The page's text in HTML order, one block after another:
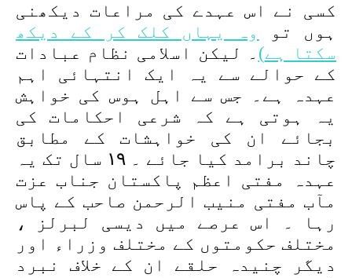
کسی نے اس عہدے کی مراعات دیکھنی
ہوں تو
وہ یہاں کلک کر کے دیکھ
سکتا ہے) ۔ لیکن اسلامی نظام عبادات
کے حوالے سے یہ ایک انتہائی اہم
عہدہ ہے۔ جس سے اہل ہوس کی خواہش
یہ ہوتی ہے کہ شرعی احکامات کی
بجائے ان کی خواہشات کے مطابق
چاند برامد کیا جائے ۔ ۱۹ سال تک یہ
عہدہ مفتی اعظم پاکستان جناب عزت
مآب مفتی منیب الرحمن صاحب کے پاس
رہا ۔ اس عرصے میں دیسی لبرلز ،
مختلف حکومتوں کے مختلف وزراء اور
دیگر چنیدہ حلقے ان کے خلاف نبرد